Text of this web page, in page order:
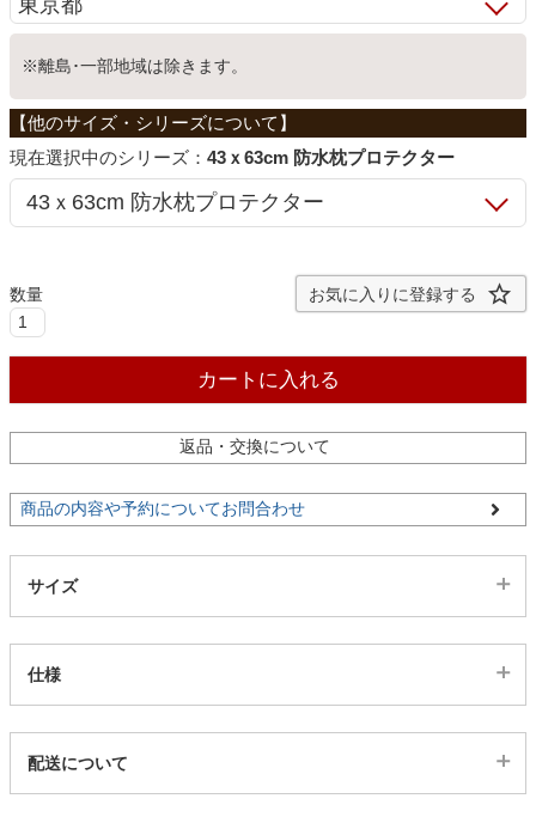
ホームオフィス
こたつ
カーテン
ラグ
※離島･一部地域は除きます。
シリーズ： 43ｘ63cm 防水枕プロテクター
お気に入りに登録する
カートに入れる
返品・交換について
商品の内容や予約についてお問合わせ
サイズ
仕様
13800228
配送について